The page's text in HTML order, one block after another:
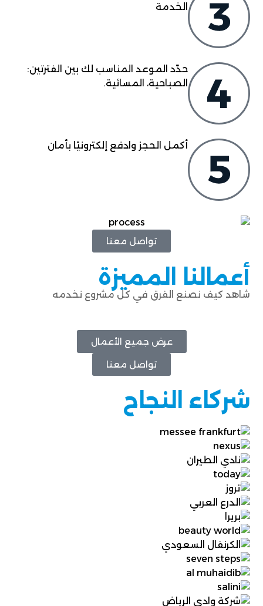
الخدمة
حدّد الموعد المناسب لك بين الفترتين:
الصباحية، المسائية.
أكمل الحجز وادفع إلكترونيًا بأمان
تواصل معنا
أعمالنا المميزة
شاهد كيف نصنع الفرق في كل مشروع نخدمه
عرض جميع الأعمال
تواصل معنا
شركاء النجاح